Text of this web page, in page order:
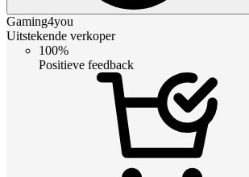
Gaming4you
Uitstekende verkoper
100%
Positieve feedback